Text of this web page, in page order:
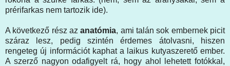
prérifarkas nem tartozik ide).
A következő rész azanatómia, ami talán sok embernek picit
száraz lesz, pedig szintén érdemes átolvasni, hiszen
rengeteg új információt kaphat a laikus kutyaszerető ember.
A szerző nagyon odafigyelt rá, hogy ahol lehetett fotókkal,